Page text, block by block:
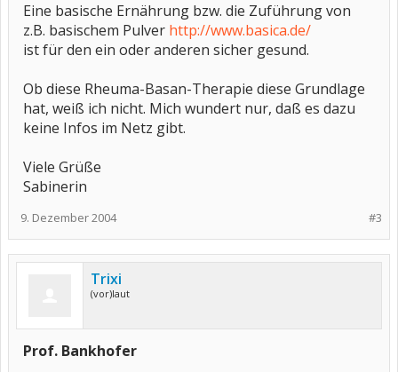
Eine basische Ernährung bzw. die Zuführung von
z.B. basischem Pulver http://www.basica.de/
ist für den ein oder anderen sicher gesund.
Ob diese Rheuma-Basan-Therapie diese Grundlage
hat, weiß ich nicht. Mich wundert nur, daß es dazu
keine Infos im Netz gibt.
Viele Grüße
Sabinerin
#3
9. Dezember 2004
Trixi
(vor)laut
Prof. Bankhofer